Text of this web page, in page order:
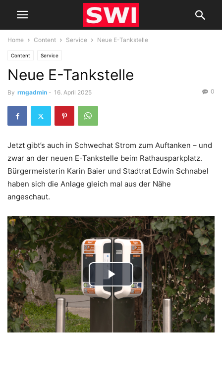
Home Content Service Neue E-Tankstelle
Content Service
Neue E-Tankstelle
By rmgadmin - 16. April 2025 0
Jetzt gibt’s auch in Schwechat Strom zum Auftanken – und
zwar an der neuen E-Tankstelle beim Rathausparkplatz.
Bürgermeisterin Karin Baier und Stadtrat Edwin Schnabel
haben sich die Anlage gleich mal aus der Nähe
angeschaut.